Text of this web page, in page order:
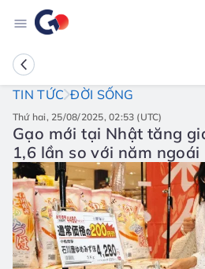
TIN TỨC ĐỜI SỐNG
thứ hai, 25/08/2025, 02:53 (UTC)
Gạo mới tại Nhật tăng
1,6 lần so với năm ngoái